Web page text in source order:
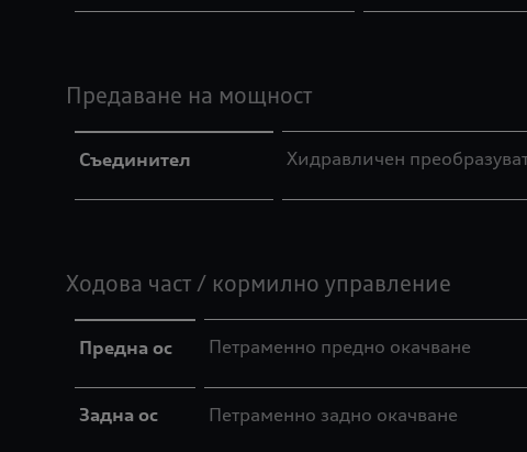
Предаване на мощност
Съединител Хидравличен
Ходова част / кормилно управление
Предна ос Петраменно предно окачване
Задна ос Петраменно задно окачване